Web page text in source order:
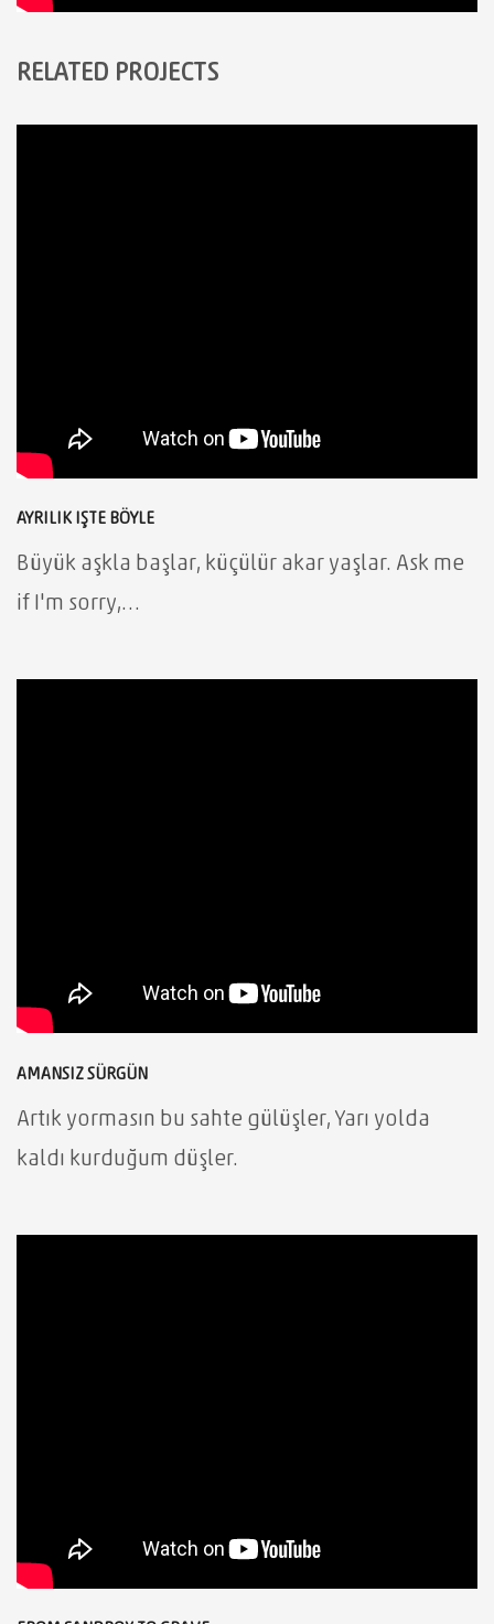
RELATED PROJECTS
AYRILIK IŞTE BÖYLE
Büyük aşkla başlar, küçülür akar yaşlar. Ask me
if I'm sorry,…
AMANSIZ SÜRGÜN
Artık yormasın bu sahte gülüşler, Yarı yolda
kaldı kurduğum düşler.